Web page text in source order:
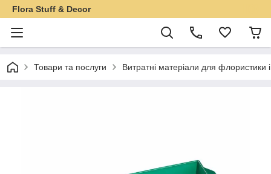
Flora Stuff & Decor
Товари та послуги Витратні матеріали для флористики